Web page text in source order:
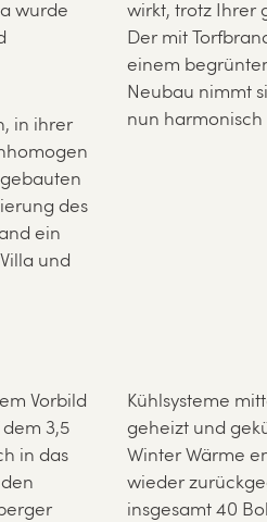
wurde
in ihrer
des
ein
und
wirkt, trotz Ihrer
Der mit
einem
Neubau nimmt
nun harmonisch
Vorbild
3,5
in das
Kühlsysteme
geheizt und
Winter Wärme
wieder
insgesamt 40